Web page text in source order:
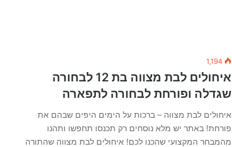
איחולים לבת מצווה בת 12 לבחורה
שגדלה ופורחת לבחורה לתפארה
איחולים לבת מצווה – ברכות על הימים היפים שבהם את
פורחת! באתר יש מלא נוסחים רק תכנסו תחפשו ותהנו
מהמבחר המקצועי שהכנו לכם! איחולים לבת מצווה שהתורה